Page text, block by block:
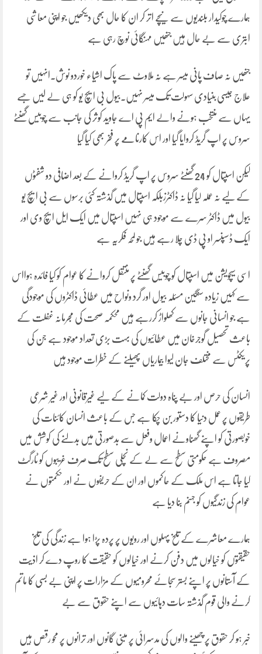
ہمارے چوکیدار بلندیوں سے نیچے اتر کر ان کا حال بھی دیکھیں جو اپنی معاشی
ابتری سے بے حال ہیں جنھیں مہنگائی نوچ رہی ہے
جنھیں نہ صاف پانی میسر ہے نہ ملاوٹ سے پاک اشیاء خوردو نوش.انہیں تو
علاج جیسی بنیادی سہولت تک میسر نہیں۔بیول بی ایچ یو کو ہی لے لیں جسے
یہاں سے منتخب ہونے والے ایم پی اے جاوید کوثر کی جانب سے چوبیس گھنٹے
سروس پر اپ گریڈ کروایا گیا اور اس کارنامے پر فخر بھی کیا گیا
لیکن اسپتال کو 24 گھنٹے سروس پر اپ گریڈ کروانے کے بعد اضافی دو شفٹوں
کے لیے نہ عملہ لیا گیا نہ ڈاکٹرزبلکہ اسپتال میں گذشتہ کئی برسوں سے بی ایچ یو
بیول میں ڈاکٹر سرے سے موجود ہی نہیں اسپتال میں ایک ایل ایچ وی اور
ایک ڈسپنسر او پی ڈی چلا رہے ہیں جو لمحہ فکریہ ہے
اسی سیچویشن میں اسپتال کو چوبیس گھنٹے پر منتقل کروانے کا عوام کو کیا فائدہ ہوااس
سے کہیں زیادہ سنگین مسئلہ بیول اور گرد ونواح میں عطائی ڈاکٹروں کی موجودگی
ہے جو انسانی جانوں سے کھلواڑ کررہے ہیں محکمہ صحت کی مجرمانہ غفلت کے
باعث تحصیل گوجرخان میں عطائیوں کی بہت بڑی تعداد موجود ہے جن کی
پریکٹس سے مختلف جان لیوا بیماریاں پھیلنے کے خطرات موجود ہیں
انسان کی حرص اور بے پناہ دولت کمانے کے لیے غیرقانونی اور غیر شرعی
طریقوں پر عمل دنیا کا دستور بن چکا ہے جس کے باعث انسان کائنات کی
خوبصورتی کو اپنے گھناونے اعمال وفعل سے بدصورتی میں بدلنے کی کوشش میں
مصروف ہے حکومتی سطح سے لے کے نچلی سطح تک صرف غریبوں کو ٹارگٹ
کیا جاتا ہے اس ملک کے حاکموں اور ان کے حریفوں نے اور حکمتوں نے
عوام کی زندگیوں کو جہنم بنا دیا ہے
ہمارے معاشرے کے تلخ پہلوں اور رویوں پر پردہ پڑا ہوا ہے زندگی کی تلخ
حقیقتوں کو خیالوں میں دفن کرنے اور خیالوں کو حقیقت کا روپ دے کر اذیت
کے آستانوں پر اپنے بستر سجائے محرومیوں کے مزارات پر اپنی بے بسی کا ماتم
کرنے والی قوم گذشتہ سات دہائیوں سے اپنے حقوق سے بے
خبر ہو کر حقوق پر چھینے والوں کی مدسرائی پر مبنی گانوں اور ترانوں پر محو رقص ہیں